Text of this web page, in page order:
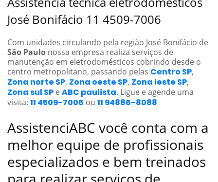
José Bonifácio 11 4509-7006
Com unidades circulando pela região José Bonifácio de
São Paulo nossa empresa realiza serviços de
manutenção em eletrodomésticos cobrindo desde o
centro metropolitano, passando pelas Centro SP,
Zona norte SP, Zona oeste SP, Zona leste SP,
Zona sul SP e ABC paulista. Ligue e agende uma
visita: 11 4509-7006 ou 11 94886-8088
AssistenciABC você conta com a
melhor equipe de profissionais
especializados e bem treinados